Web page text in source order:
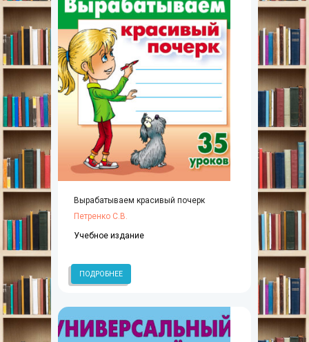
Вырабатываем красивый почерк
Петренко С.В.
Учебное издание
ПОДРОБНЕЕ